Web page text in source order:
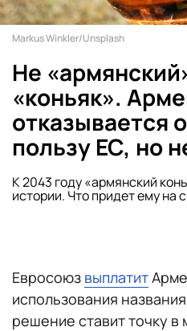
Markus Winkler/Unsplash
Не
«коньяк».
отказывается
пользу ЕС, но
К 2043 году «армянский
истории. Что придет ему на
Евросоюз выплатит
использования
решение ставит точку